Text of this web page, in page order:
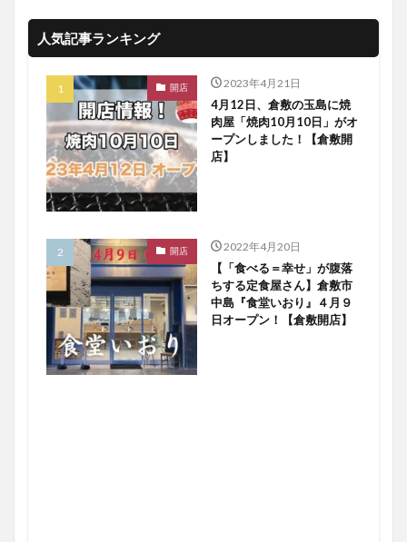
人気記事ランキング
開店 2023年4月21日
4月12日、倉敷の玉島に焼
肉屋「焼肉10月10日」がオ
ープンしました！【倉敷開
店】
開店 2022年4月20日
【「食べる＝幸せ」が腹落
ちする定食屋さん】倉敷市
中島『食堂いおり』４月９
日オープン！【倉敷開店】